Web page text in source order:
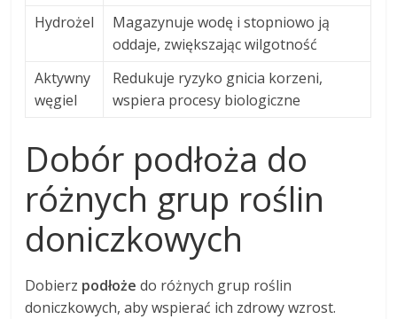
Hydrożel
Magazynuje wodę i stopniowo ją
oddaje, zwiększając wilgotność
Aktywny
węgiel
Redukuje ryzyko gnicia korzeni,
wspiera procesy biologiczne
Dobór podłoża do
różnych grup roślin
doniczkowych
Dobierz podłoże do różnych grup roślin
doniczkowych, aby wspierać ich zdrowy wzrost.